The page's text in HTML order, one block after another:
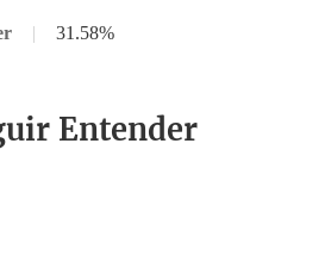
| 31.58%
Entender